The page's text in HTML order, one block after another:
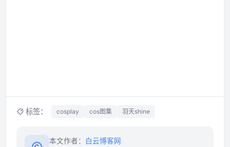
标签： cosplay cos图集 羽天shine
本文作者：
白云博客网